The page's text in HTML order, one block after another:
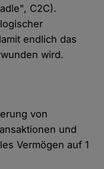
C2C).
endlich das
wird.
von
und
Vermögen auf 1